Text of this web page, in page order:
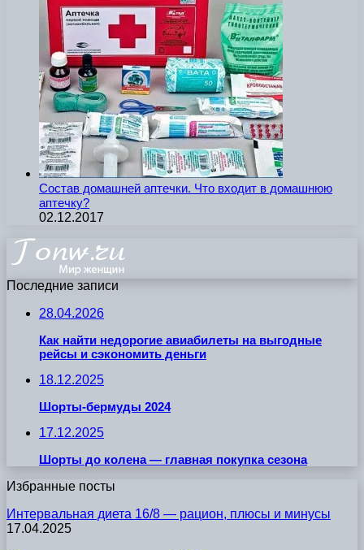
Состав домашней аптечки. Что входит в домашнюю
аптечку?
02.12.2017
Последние записи
28.04.2026
Как найти недорогие авиабилеты на выгодные
рейсы и сэкономить деньги
18.12.2025
Шорты-бермуды 2024
17.12.2025
Шорты до колена — главная покупка сезона
Избранные посты
Интервальная диета 16/8 — рацион, плюсы и минусы
17.04.2025